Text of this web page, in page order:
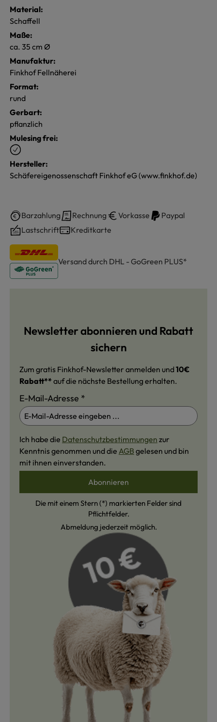
Material:
Schaffell
Maße:
ca. 35 cm Ø
Manufaktur:
Finkhof Fellnäherei
Format:
rund
Gerbart:
pflanzlich
Mulesing frei:
Hersteller:
Schäfereigenossenschaft Finkhof eG (www.finkhof.de)
Barzahlung Rechnung Vorkasse
Paypal
Lastschrift
Kreditkarte
Versand durch DHL - GoGreen PLUS*
Newsletter abonnieren und Rabatt
sichern
Zum gratis Finkhof-Newsletter anmelden und10€
Rabatt** auf die nächste Bestellung erhalten.
E-Mail-Adresse *
Ich habe die Datenschutzbestimmungen zur
Kenntnis genommen und die AGB gelesen und bin
mit ihnen einverstanden.
Abonnieren
Die mit einem Stern (*) markierten Felder sind
Pflichtfelder.
Abmeldung jederzeit möglich.